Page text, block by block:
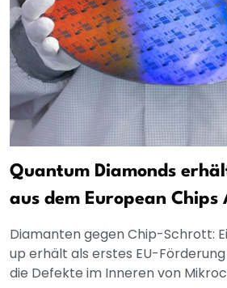
Quantum Diamonds
aus dem European Chips
Diamanten gegen Chip-Schrott:
up erhält als erstes EU-
die Defekte im Inneren von